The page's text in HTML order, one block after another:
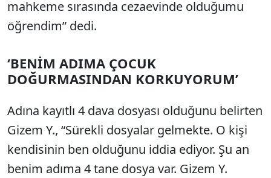
mahkeme sırasında cezaevinde olduğumu
öğrendim” dedi.
‘BENİM ADIMA ÇOCUK
DOĞURMASINDAN KORKUYORUM’
Adına kayıtlı 4 dava dosyası olduğunu belirten
Gizem Y., “Sürekli dosyalar gelmekte. O kişi
kendisinin ben olduğunu iddia ediyor. Şu an
benim adıma 4 tane dosya var. Gizem Y.